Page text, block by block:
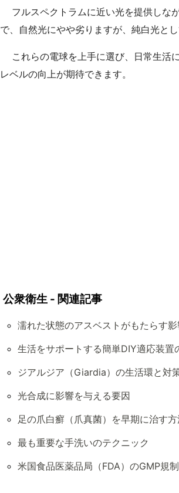
フルスペクトラムに近い光を提供しな
で、自然光にやや劣りますが、純白光と
これらの電球を上手に選び、日常生活
レベルの向上が期待できます。
公衆衛生 - 関連記事
濡れた状態のアスベストがもたらす
生活をサポートする簡単DIY適応装置
ジアルジア（Giardia）の生活環と対
光合成に影響を与える要因
足の爪白癬（爪真菌）を早期に治す
最も重要な手洗いのテクニック
米国食品医薬品局（FDA）のGMP規制